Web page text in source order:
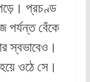
পড়ে। প্রচণ্ড
পর্যন্ত বেঁকে
স্বভাবেও।
ওঠে সে।